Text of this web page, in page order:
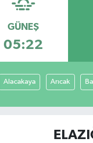
GÜNEŞ
05:22
Alacakaya Arıcak